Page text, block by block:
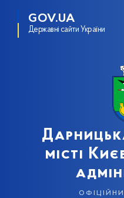
GOV.UA
Державні сайти України
місті